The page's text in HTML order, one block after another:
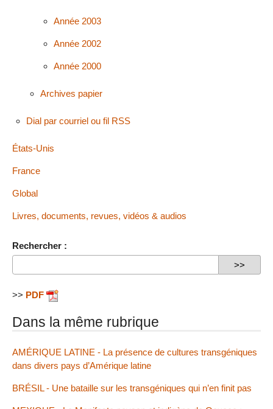
Année 2003
Année 2002
Année 2000
Archives papier
Dial par courriel ou fil RSS
États-Unis
France
Global
Livres, documents, revues, vidéos & audios
Rechercher :
>> PDF
Dans la même rubrique
AMÉRIQUE LATINE - La présence de cultures transgéniques
dans divers pays d’Amérique latine
BRÉSIL - Une bataille sur les transgéniques qui n’en finit pas